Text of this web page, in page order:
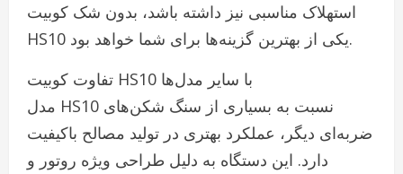
استهلاک مناسبی نیز داشته باشد، بدون شک کوبیت
HS10 یکی از بهترین گزینه‌ها برای شما خواهد بود.
تفاوت کوبیت HS10 با سایر مدل‌ها
مدل HS10 نسبت به بسیاری از سنگ شکن‌های
ضربه‌ای دیگر، عملکرد بهتری در تولید مصالح باکیفیت
دارد. این دستگاه به دلیل طراحی ویژه روتور و